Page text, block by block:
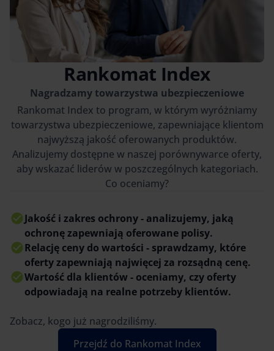
Rankomat Index
Nagradzamy towarzystwa ubezpieczeniowe
Rankomat Index to program, w którym wyróżniamy
towarzystwa ubezpieczeniowe, zapewniające klientom
najwyższą jakość oferowanych produktów.
Analizujemy dostępne w naszej porównywarce oferty,
aby wskazać liderów w poszczególnych kategoriach.
Co oceniamy?
Jakość i zakres ochrony - analizujemy, jaką
ochronę zapewniają oferowane polisy.
Relację ceny do wartości - sprawdzamy, które
oferty zapewniają najwięcej za rozsądną cenę.
Wartość dla klientów - oceniamy, czy oferty
odpowiadają na realne potrzeby klientów.
Zobacz, kogo już nagrodziliśmy.
Przejdź do Rankomat Index